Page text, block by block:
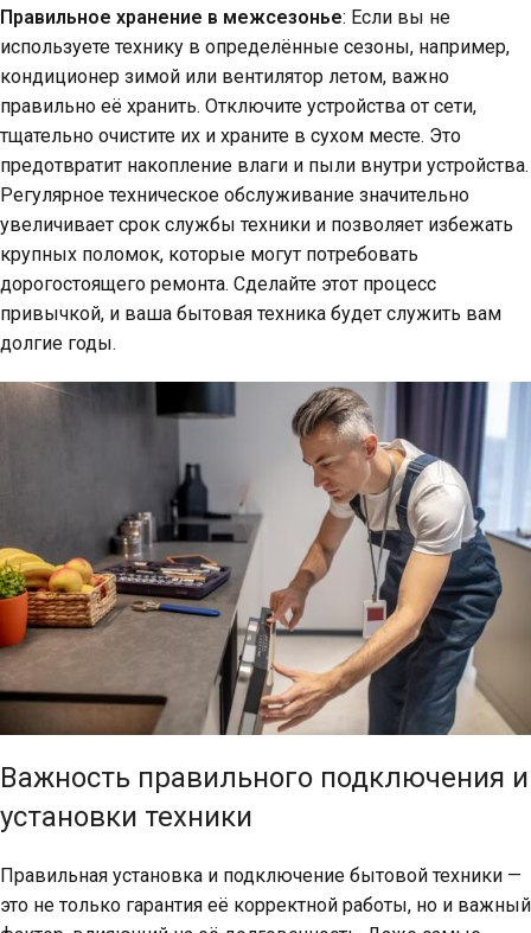
Правильное хранение в межсезонье: Если вы не
используете технику в определённые сезоны, например,
кондиционер зимой или вентилятор летом, важно
правильно её хранить. Отключите устройства от сети,
тщательно очистите их и храните в сухом месте. Это
предотвратит накопление влаги и пыли внутри устройства.
Регулярное техническое обслуживание значительно
увеличивает срок службы техники и позволяет избежать
крупных поломок, которые могут потребовать
дорогостоящего ремонта. Сделайте этот процесс
привычкой, и ваша бытовая техника будет служить вам
долгие годы.
Важность правильного подключения и
установки техники
Правильная установка и подключение бытовой техники —
это не только гарантия её корректной работы, но и важный